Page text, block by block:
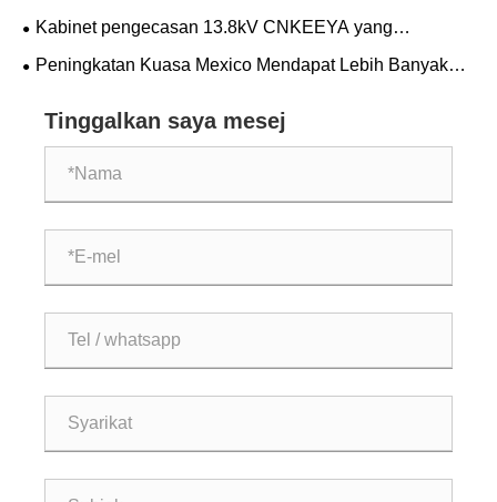
UNTUK PROJEK PUSAT DATA AMERIKA
Kabinet pengecasan 13.8kV CNKEEYA yang
dibangunkan sendiri berjaya diselesaikan di pusat data
Peningkatan Kuasa Mexico Mendapat Lebih Banyak
Ulangan Selamat untuk Projek Utama
Tinggalkan saya mesej